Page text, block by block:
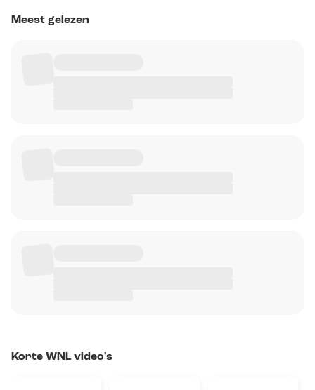
Meest gelezen
Korte WNL video's